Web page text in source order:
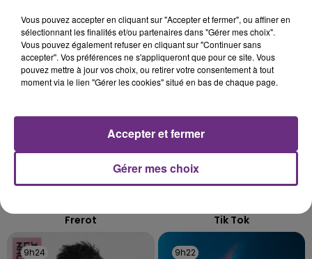
TITRES DIFFUSÉS
9h32
9h32
Frerot
9h29
9h29
Tik Tok
9h24
9h24 9h22
9h22
Vous pouvez accepter en cliquant sur "Accepter et fermer", ou affiner en
sélectionnant les finalités et/ou partenaires dans "Gérer mes choix".
Vous pouvez également refuser en cliquant sur "Continuer sans
accepter". Vos préférences ne s'appliqueront que pour ce site. Vous
pouvez mettre à jour vos choix, ou retirer votre consentement à tout
moment via le lien "Gérer les cookies" situé en bas de chaque page.
Gérer mes choix
Accepter et fermer